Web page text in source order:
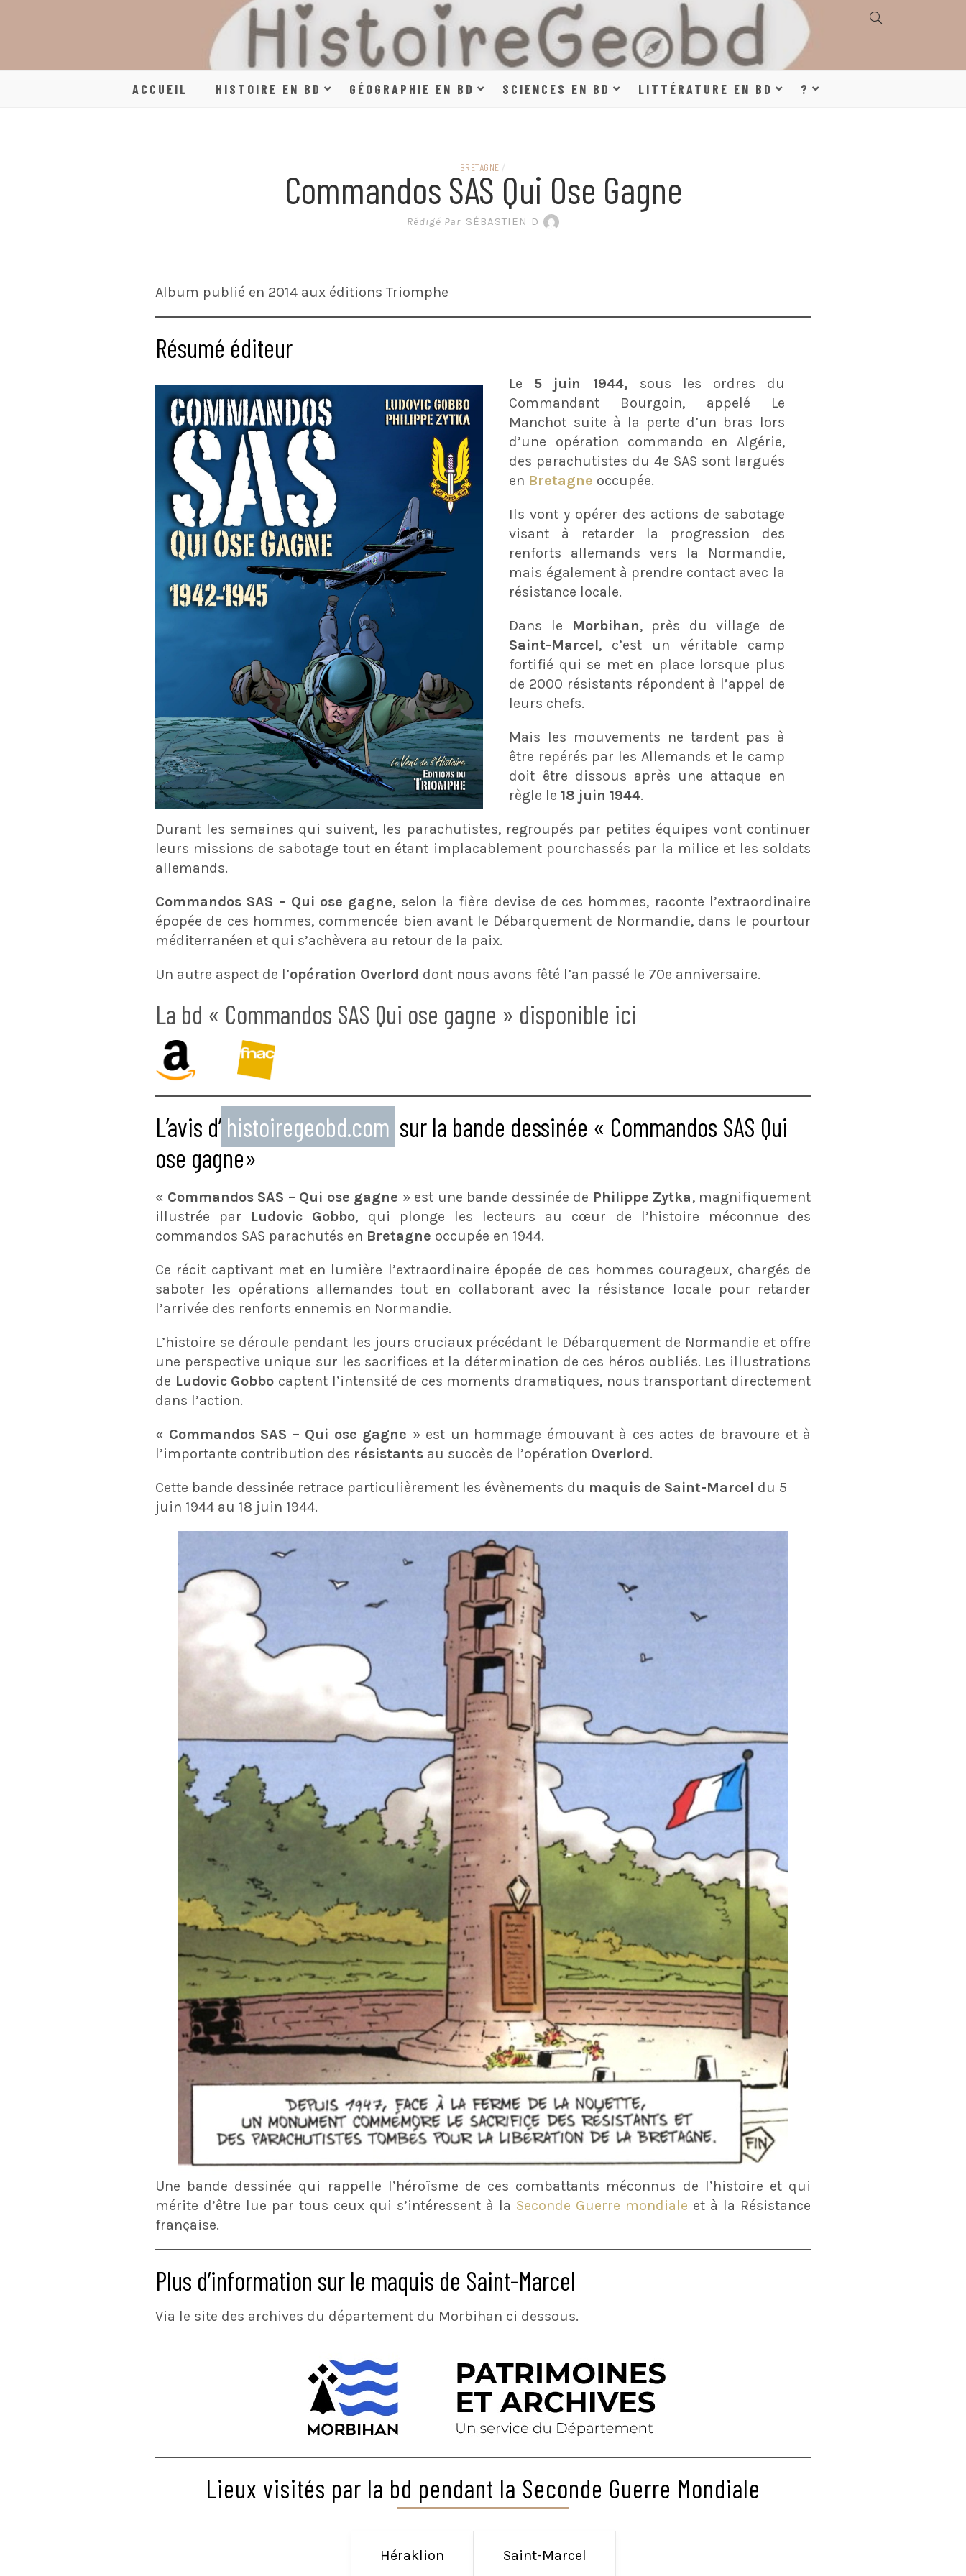
HISTOIRE, GÉOGRAPHIE,
SCIENCES, LITTÉRATURE
EN BANDE DESSINÉE
ACCUEIL HISTOIRE EN BD GÉOGRAPHIE EN BD SCIENCES EN BD LITTÉRATURE EN BD ?
BRETAGNE /
Commandos SAS Qui Ose Gagne
Rédigé Par SÉBASTIEN D
Album publié en 2014 aux éditions Triomphe
Résumé éditeur
Le 5 juin 1944, sous les ordres du
Commandant Bourgoin, appelé Le
Manchot suite à la perte d’un bras lors
d’une opération commando en Algérie,
des parachutistes du 4e SAS sont largués
en Bretagne occupée.
Ils vont y opérer des actions de sabotage
visant à retarder la progression des
renforts allemands vers la Normandie,
mais également à prendre contact avec la
résistance locale.
Dans le Morbihan, près du village de
Saint-Marcel, c’est un véritable camp
fortifié qui se met en place lorsque plus
de 2000 résistants répondent à l’appel de
leurs chefs.
Mais les mouvements ne tardent pas à
être repérés par les Allemands et le camp
doit être dissous après une attaque en
règle le 18 juin 1944.
Durant les semaines qui suivent, les parachutistes, regroupés par petites équipes vont continuer
leurs missions de sabotage tout en étant implacablement pourchassés par la milice et les soldats
allemands.
Commandos SAS – Qui ose gagne, selon la fière devise de ces hommes, raconte l’extraordinaire
épopée de ces hommes, commencée bien avant le Débarquement de Normandie, dans le pourtour
méditerranéen et qui s’achèvera au retour de la paix.
Un autre aspect de l’opération Overlord dont nous avons fêté l’an passé le 70e anniversaire.
La bd « Commandos SAS Qui ose gagne » disponible ici
L’avis d’ histoiregeobd.com sur la bande dessinée « Commandos SAS Qui
ose gagne»
« Commandos SAS – Qui ose gagne » est une bande dessinée de Philippe Zytka, magnifiquement
illustrée par Ludovic Gobbo, qui plonge les lecteurs au cœur de l’histoire méconnue des
commandos SAS parachutés en Bretagne occupée en 1944.
Ce récit captivant met en lumière l’extraordinaire épopée de ces hommes courageux, chargés de
saboter les opérations allemandes tout en collaborant avec la résistance locale pour retarder
l’arrivée des renforts ennemis en Normandie.
L’histoire se déroule pendant les jours cruciaux précédant le Débarquement de Normandie et offre
une perspective unique sur les sacrifices et la détermination de ces héros oubliés. Les illustrations
de Ludovic Gobbo captent l’intensité de ces moments dramatiques, nous transportant directement
dans l’action.
« Commandos SAS – Qui ose gagne » est un hommage émouvant à ces actes de bravoure et à
l’importante contribution des résistants au succès de l’opération Overlord.
Cette bande dessinée retrace particulièrement les évènements du maquis de Saint-Marcel du 5
juin 1944 au 18 juin 1944.
Une bande dessinée qui rappelle l’héroïsme de ces combattants méconnus de l’histoire et qui
mérite d’être lue par tous ceux qui s’intéressent à la Seconde Guerre mondiale et à la Résistance
française.
Plus d’information sur le maquis de Saint-Marcel
Via le site des archives du département du Morbihan ci dessous.
Lieux visités par la bd pendant la Seconde Guerre Mondiale
Héraklion Saint-Marcel